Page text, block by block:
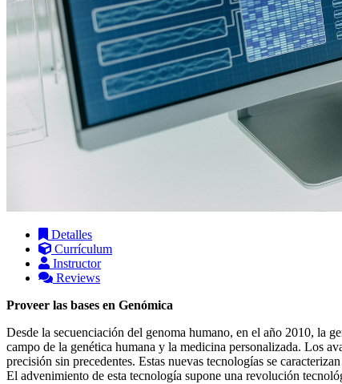
Detalles
Currículum
Instructor
Reviews
Proveer las bases en Genómica
Desde la secuenciación del genoma humano, en el año 2010, la
campo de la genética humana y la medicina personalizada. Los
precisión sin precedentes. Estas nuevas tecnologías se
El advenimiento de esta tecnología supone una revolución